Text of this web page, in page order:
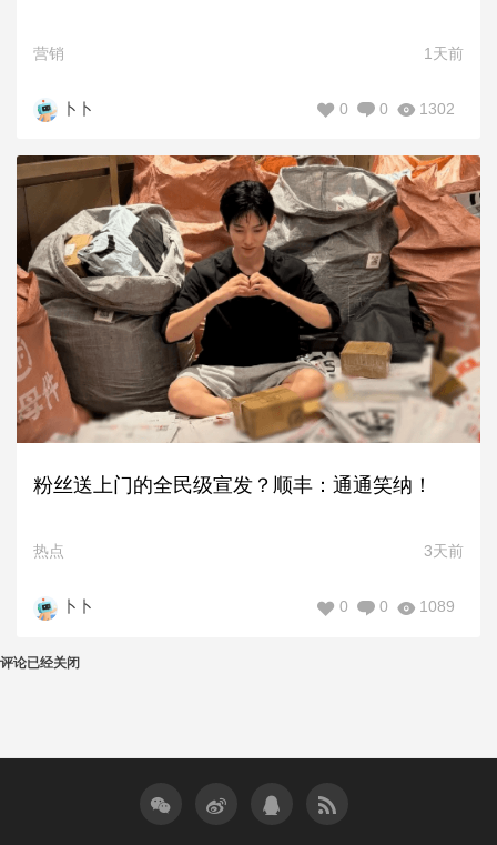
营销 1天前
卜卜 1302
0
0
粉丝送上门的全民级宣发？顺丰：通通笑纳！
热点 3天前
卜卜 1089
0
0
评论已经关闭